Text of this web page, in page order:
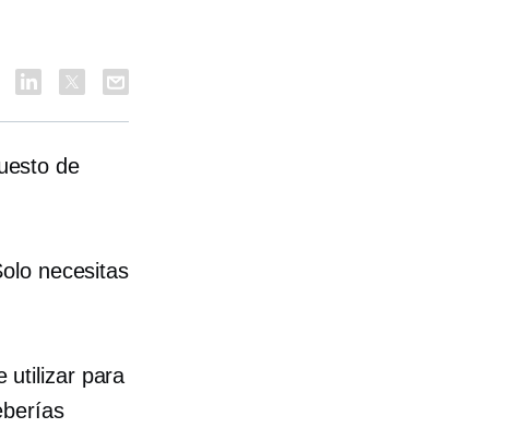
de
necesitas
utilizar para